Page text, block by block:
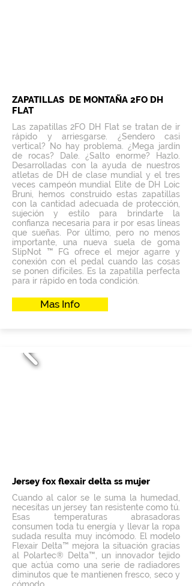
ZAPATILLAS DE MONTAÑA 2FO DH
FLAT
Las zapatillas 2FO DH Flat se tratan de ir
rápido y arriesgarse. ¿Sendero casi
vertical? No hay problema. ¿Mega jardín
de rocas? Dale. ¿Salto enorme? Hazlo.
Desarrolladas con la ayuda de nuestros
atletas de DH de clase mundial y el tres
veces campeón mundial Elite de DH Loic
Bruni, hemos construido estas zapatillas
con la cantidad adecuada de protección,
sujeción y estilo para brindarte la
confianza necesaria para ir por esas líneas
que sueñas. Por último, pero no menos
importante, una nueva suela de goma
SlipNot ™ FG ofrece el mejor agarre y
conexión con el pedal cuando las cosas
se ponen difíciles. Es la zapatilla perfecta
para ir rápido en toda condición.
Mas Info
Jersey fox flexair delta ss mujer
Cuando al calor se le suma la humedad,
necesitas un jersey tan resistente como tú.
Esas temperaturas abrasadoras
consumen toda tu energía y llevar la ropa
sudada resulta muy incómodo. El modelo
Flexair Delta™ mejora la situación gracias
al Polartec® Delta™, un innovador tejido
que actúa como una serie de radiadores
diminutos que te mantienen fresco, seco y